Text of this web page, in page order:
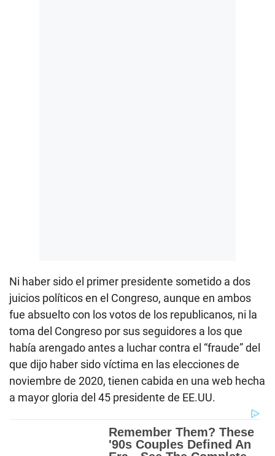
Ni haber sido el primer presidente sometido a dos
juicios políticos en el Congreso, aunque en ambos
fue absuelto con los votos de los republicanos, ni la
toma del Congreso por sus seguidores a los que
había arengado antes a luchar contra el “fraude” del
que dijo haber sido víctima en las elecciones de
noviembre de 2020, tienen cabida en una web hecha
a mayor gloria del 45 presidente de EE.UU.